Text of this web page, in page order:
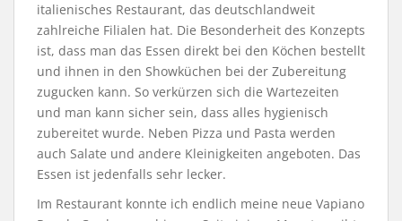
italienisches Restaurant, das deutschlandweit
zahlreiche Filialen hat. Die Besonderheit des Konzepts
ist, dass man das Essen direkt bei den Köchen bestellt
und ihnen in den Showküchen bei der Zubereitung
zugucken kann. So verkürzen sich die Wartezeiten
und man kann sicher sein, dass alles hygienisch
zubereitet wurde. Neben Pizza und Pasta werden
auch Salate und andere Kleinigkeiten angeboten. Das
Essen ist jedenfalls sehr lecker.
Im Restaurant konnte ich endlich meine neue Vapiano